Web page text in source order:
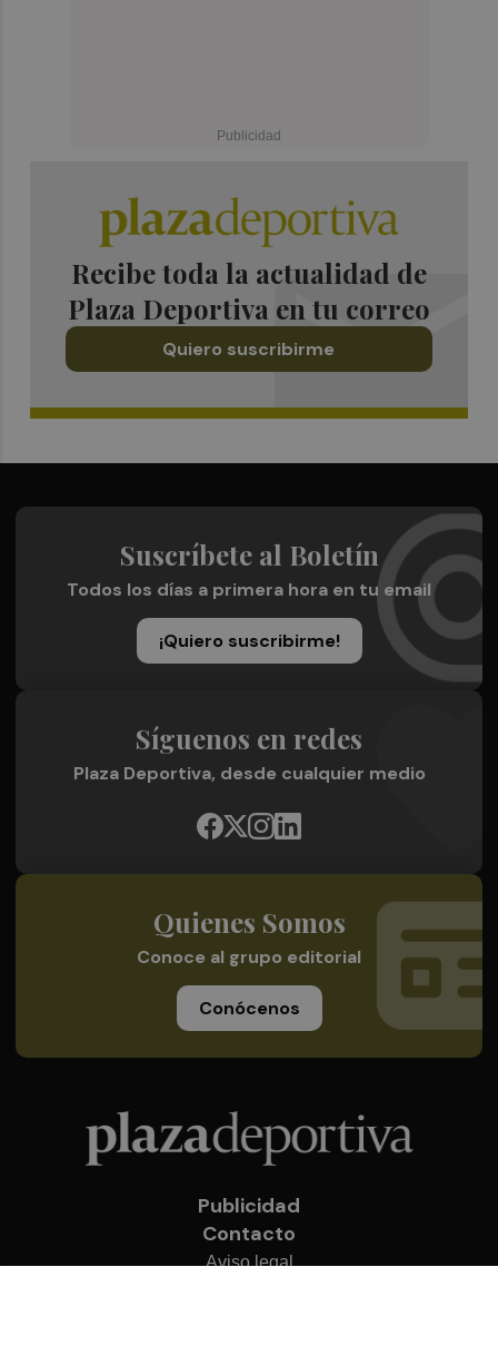
Recibe toda la actualidad de
Plaza Deportiva en tu correo
Quiero suscribirme
Suscríbete al Boletín
Todos los días a primera hora en tu email
¡Quiero suscribirme!
Síguenos en redes
Plaza Deportiva, desde cualquier medio
Quienes Somos
Conoce al grupo editorial
Conócenos
Publicidad
Contacto
Aviso legal